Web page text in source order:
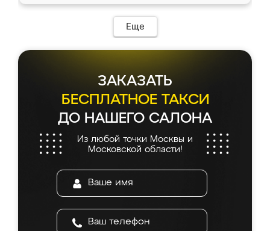
Еще
ЗАКАЗАТЬ
БЕСПЛАТНОЕ ТАКСИ
ДО НАШЕГО САЛОНА
Из любой точки Москвы и
Московской области!